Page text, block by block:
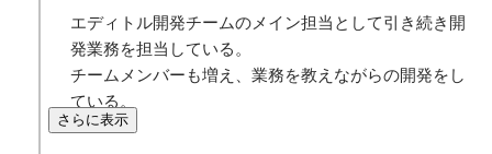
エディトル開発チームのメイン担当として引き続き開
発業務を担当している。
チームメンバーも増え、業務を教えながらの開発をし
ている。
さらに表示